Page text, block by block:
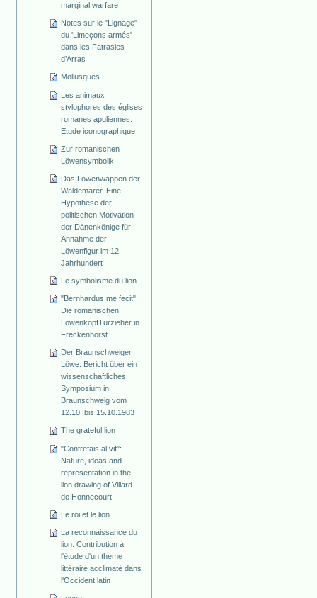
marginal warfare
Notes sur le "Lignage"
du 'Limeçons armés'
dans les Fatrasies
d’Arras
Mollusques
Les animaux
stylophores des églises
romanes apuliennes.
Etude iconographique
Zur romanischen
Löwensymbolik
Das Löwenwappen der
Waldemarer. Eine
Hypothese der
politischen Motivation
der Dänenkönige für
Annahme der
Löwenfigur im 12.
Jahrhundert
Le symbolisme du lion
"Bernhardus me fecit":
Die romanischen
Löwenkopf­Türzieher in
Freckenhorst
Der Braunschweiger
Löwe. Bericht über ein
wissenschaftliches
Symposium in
Braunschweig vom
12.10. bis 15.10.1983
The grateful lion
"Contrefais al vif":
Nature, ideas and
representation in the
lion drawing of Villard
de Honnecourt
Le roi et le lion
La reconnaissance du
lion. Contribution à
l'étude d'un thème
littéraire acclimaté dans
l'Occident latin